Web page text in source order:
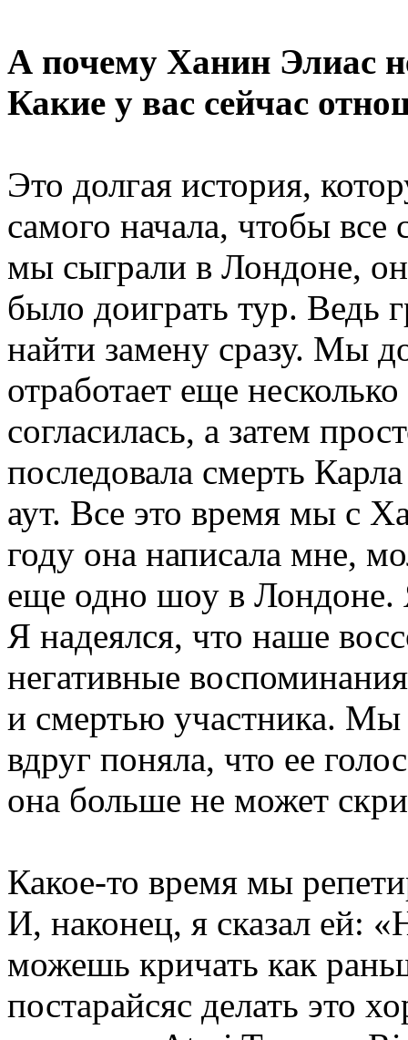
А почему Ханин Элиас
Какие у вас сейчас
Это долгая история,
самого начала, чтобы все
мы сыграли в Лондоне,
было доиграть тур. Ведь
найти замену сразу. Мы
отработает еще
согласилась, а затем
последовала смерть
аут. Все это время мы с
году она написала мне,
еще одно шоу в Лондоне.
Я надеялся, что наше
негативные
и смертью участника. Мы
вдруг поняла, что ее
она больше не может
Какое-то время мы
И, наконец, я сказал ей:
можешь кричать как
постарайсяс делать это